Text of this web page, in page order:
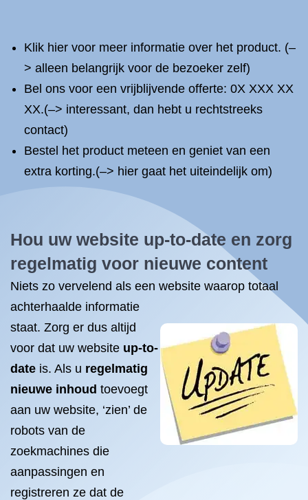
Klik hier voor meer informatie over het product. (–
> alleen belangrijk voor de bezoeker zelf)
Bel ons voor een vrijblijvende offerte: 0X XXX XX
XX.(–> interessant, dan hebt u rechtstreeks
contact)
Bestel het product meteen en geniet van een
extra korting.(–> hier gaat het uiteindelijk om)
Hou uw website up-to-date en zorg
regelmatig voor nieuwe content
Niets zo vervelend als een website waarop totaal
achterhaalde informatie
staat. Zorg er dus altijd
voor dat uw website up-to-
date is. Als u regelmatig
nieuwe inhoud toevoegt
aan uw website, ‘zien’ de
robots van de
zoekmachines die
aanpassingen en
registreren ze dat de